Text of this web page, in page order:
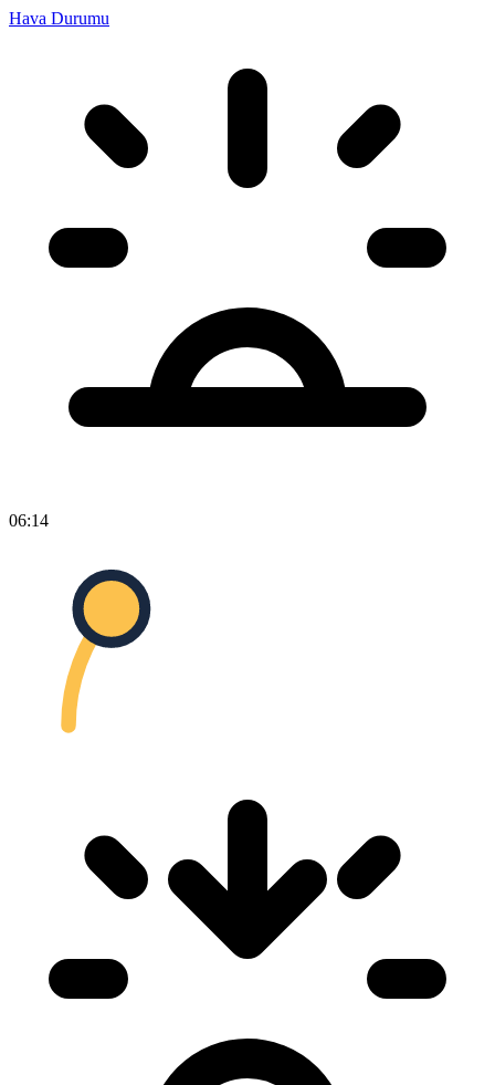
Hava Durumu
06:14